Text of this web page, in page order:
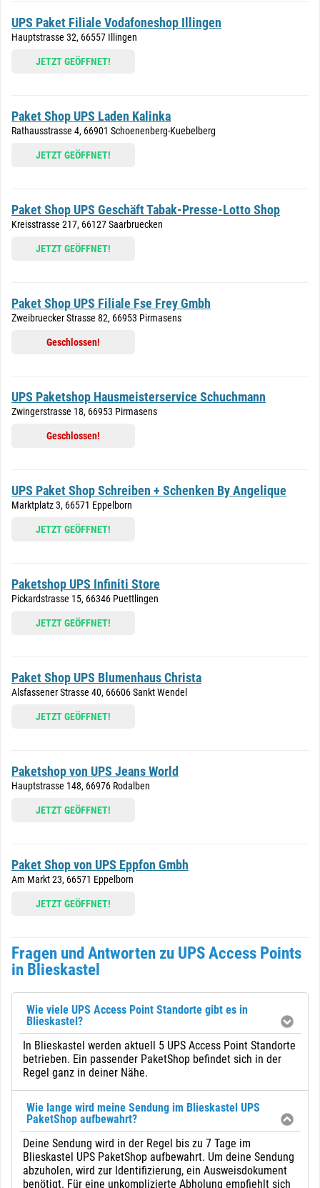
UPS Paket Filiale Vodafoneshop Illingen
Hauptstrasse 32, 66557 Illingen
JETZT GEÖFFNET!
Paket Shop UPS Laden Kalinka
Rathausstrasse 4, 66901 Schoenenberg-Kuebelberg
JETZT GEÖFFNET!
Paket Shop UPS Geschäft Tabak-Presse-Lotto Shop
Kreisstrasse 217, 66127 Saarbruecken
JETZT GEÖFFNET!
Paket Shop UPS Filiale Fse Frey Gmbh
Zweibruecker Strasse 82, 66953 Pirmasens
Geschlossen!
UPS Paketshop Hausmeisterservice Schuchmann
Zwingerstrasse 18, 66953 Pirmasens
Geschlossen!
UPS Paket Shop Schreiben + Schenken By Angelique
Marktplatz 3, 66571 Eppelborn
JETZT GEÖFFNET!
Paketshop UPS Infiniti Store
Pickardstrasse 15, 66346 Puettlingen
JETZT GEÖFFNET!
Paket Shop UPS Blumenhaus Christa
Alsfassener Strasse 40, 66606 Sankt Wendel
JETZT GEÖFFNET!
Paketshop von UPS Jeans World
Hauptstrasse 148, 66976 Rodalben
JETZT GEÖFFNET!
Paket Shop von UPS Eppfon Gmbh
Am Markt 23, 66571 Eppelborn
JETZT GEÖFFNET!
Fragen und Antworten zu UPS Access Points
in Blieskastel
Wie viele UPS Access Point Standorte gibt es in
Blieskastel?
In Blieskastel werden aktuell 5 UPS Access Point Standorte
betrieben. Ein passender PaketShop befindet sich in der
Regel ganz in deiner Nähe.
Wie lange wird meine Sendung im Blieskastel UPS
PaketShop aufbewahrt?
Deine Sendung wird in der Regel bis zu 7 Tage im
Blieskastel UPS PaketShop aufbewahrt. Um deine Sendung
abzuholen, wird zur Identifizierung, ein Ausweisdokument
benötigt. Für eine unkomplizierte Abholung empfiehlt sich